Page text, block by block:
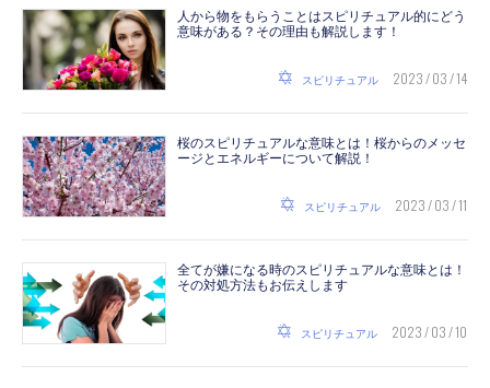
人から物をもらうことはスピリチュアル的にどう
意味がある？その理由も解説します！
スピリチュアル 2023 / 03 / 14
桜のスピリチュアルな意味とは！桜からのメッセ
ージとエネルギーについて解説！
スピリチュアル 2023 / 03 / 11
全てが嫌になる時のスピリチュアルな意味とは！
その対処方法もお伝えします
スピリチュアル 2023 / 03 / 10